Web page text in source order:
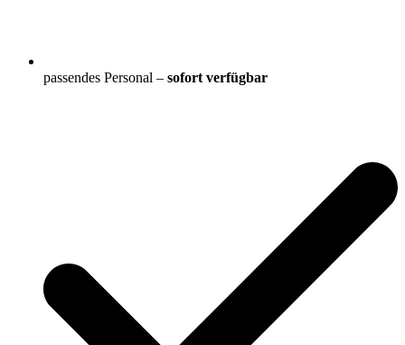
passendes Personal – sofort verfügbar